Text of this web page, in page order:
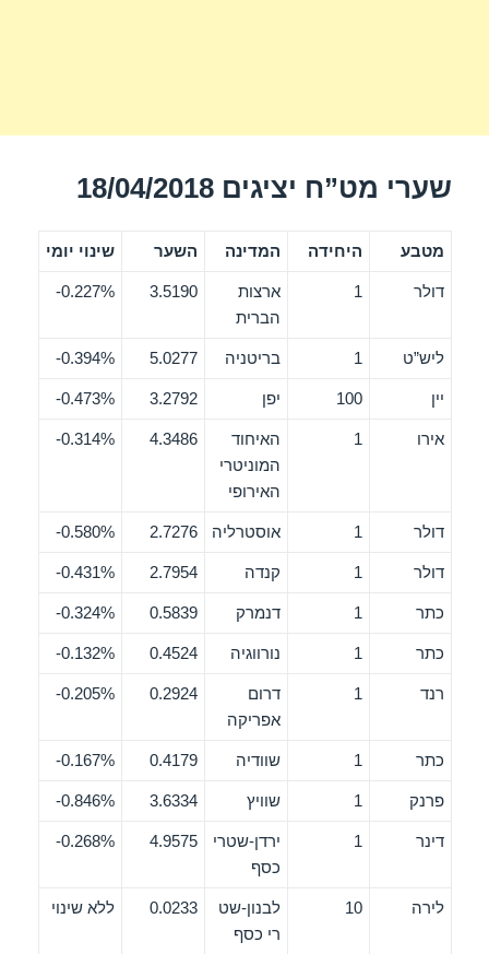
שערי מט”ח יציגים 18/04/2018
מטבע היחידה המדינה השער שינוי יומי
דולר 1
ארצות
הברית
3.5190
0.227%-
ליש”ט 1 בריטניה 5.0277
0.394%-
יין 100 יפן 3.2792
0.473%-
אירו 1
האיחוד
המוניטרי
האירופי
4.3486
0.314%-
דולר 1 אוסטרליה 2.7276
0.580%-
דולר 1 קנדה 2.7954
0.431%-
כתר 1 דנמרק 0.5839
0.324%-
כתר 1 נורווגיה 0.4524
0.132%-
רנד 1
דרום
אפריקה
0.2924
0.205%-
כתר 1 שוודיה 0.4179
0.167%-
פרנק 1 שוויץ 3.6334
0.846%-
דינר 1
ירדן-שטרי
כסף
4.9575
0.268%-
לירה 10
לבנון-שט
רי כסף
0.0233 ללא שינוי